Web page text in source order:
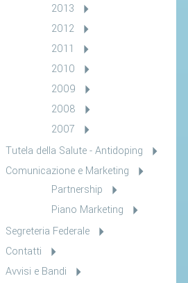
2013
2012
2011
2010
2009
2008
2007
Tutela della Salute - Antidoping
Comunicazione e Marketing
Partnership
Piano Marketing
Segreteria Federale
Contatti
Avvisi e Bandi